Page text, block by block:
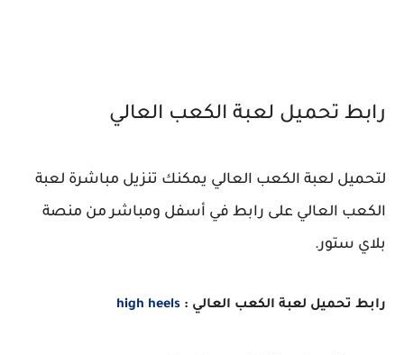
رابط تحميل لعبة الكعب العالي
لتحميل لعبة الكعب العالي يمكنك تنزيل مباشرة لعبة
الكعب العالي على رابط في أسفل ومباشر من منصة
بلاي ستور.
رابط تحميل لعبة الكعب العالي : high heels